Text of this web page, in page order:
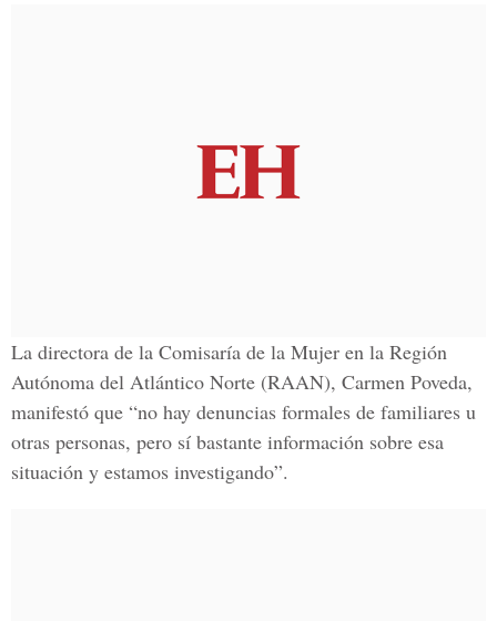
La directora de la Comisaría de la Mujer en la Región
Autónoma del Atlántico Norte (RAAN), Carmen Poveda,
manifestó que “no hay denuncias formales de familiares u
otras personas, pero sí bastante información sobre esa
situación y estamos investigando”.